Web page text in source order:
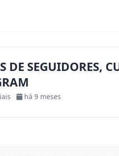
DE SEGUIDORES,
há 9 meses